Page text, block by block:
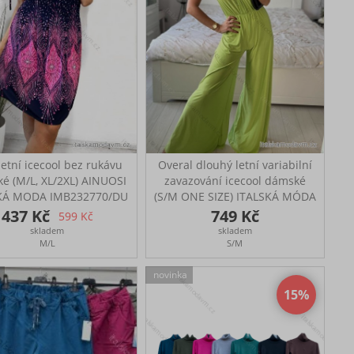
icecool bez rukávu
(M/L, XL/2XL) AINUOSI
MODA IMB232770/DU
letní šaty bez rukávů
oblíbený a příjemný
s chladivým efektem
skvělý na teplé letní
M/L - prsa
pas v gumě 60-
boky 120-130cm,
XL/2XL - 100-
pas v gumě 62-
437 Kč 599 Kč
skladem
M/L
Overal dlouhý letní variabilní
zavazování icecool dámské
(S/M ONE SIZE) ITALSKÁ MÓDA
IMM22377/DR
Dlouhý overal variabilní
zavázání
749 Kč
skladem
S/M
novinka
15